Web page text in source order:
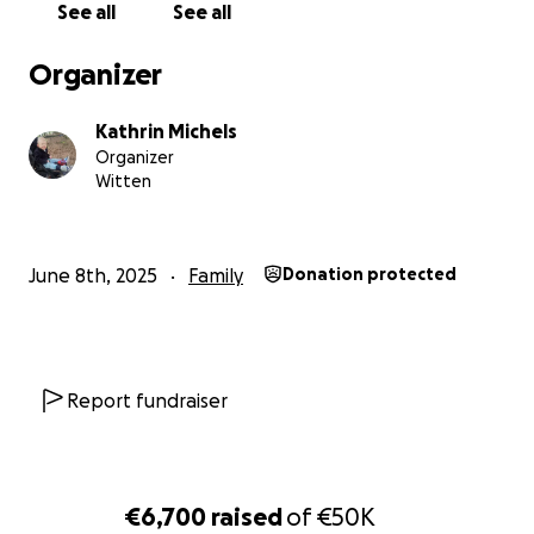
€6,700 raisedof€50K
Spende auch an das zuständige Hospiz unseres
diesbezüglich das Hospiz Sternentreppe
Wir bedanken uns im Voraus bei jedem der uns Hilft
See all See all
Organizer
Kathrin Michels
Organizer
Witten
June 8th, 2025 Family Donation protected
Report fundraiser